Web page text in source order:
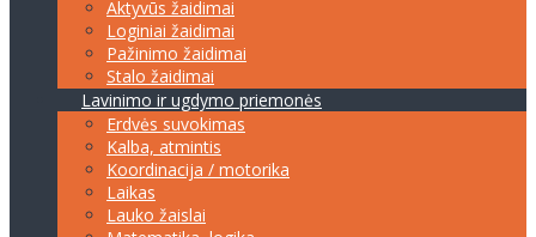
Aktyvūs žaidimai
Loginiai žaidimai
Pažinimo žaidimai
Stalo žaidimai
Lavinimo ir ugdymo priemonės
Erdvės suvokimas
Kalba, atmintis
Koordinacija / motorika
Laikas
Lauko žaislai